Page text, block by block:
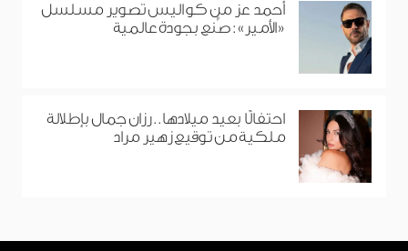
أحمد عز من كواليس تصوير مسلسل
«الأمير»: صُنع بجودة عالمية
احتفالًا بعيد ميلادها.. رزان جمال بإطلالة
ملكية من توقيع زهير مراد